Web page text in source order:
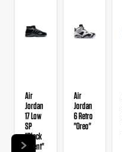
Air
Jordan
17 Low
SP
"Black
Patent"
Air
Jordan
6 Retro
"Oreo"